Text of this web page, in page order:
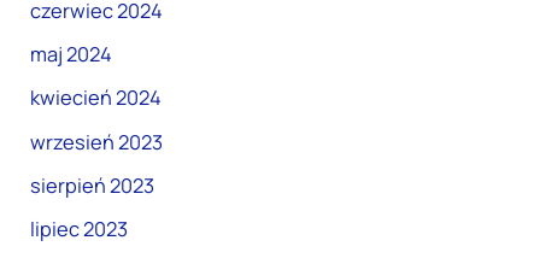
czerwiec 2024
maj 2024
kwiecień 2024
wrzesień 2023
sierpień 2023
lipiec 2023